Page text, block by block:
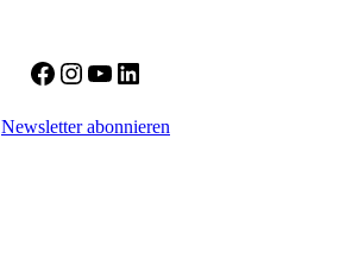
Facebook
Instagram
YouTube
LinkedIn
Newsletter abonnieren